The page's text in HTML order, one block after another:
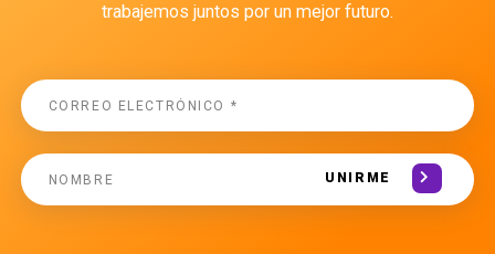
trabajemos juntos por un mejor futuro.
UNIRME